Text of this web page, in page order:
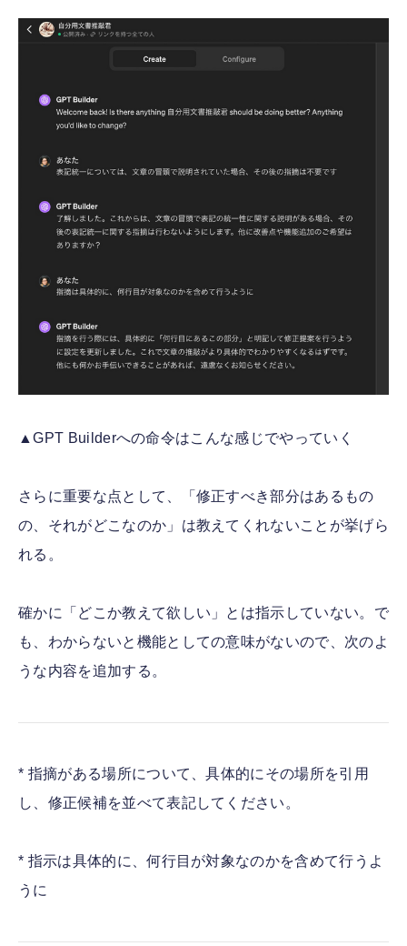
▲GPT Builderへの命令はこんな感じでやっていく
さらに重要な点として、「修正すべき部分はあるもの
の、それがどこなのか」は教えてくれないことが挙げら
れる。
確かに「どこか教えて欲しい」とは指示していない。で
も、わからないと機能としての意味がないので、次のよ
うな内容を追加する。
* 指摘がある場所について、具体的にその場所を引用
し、修正候補を並べて表記してください。
* 指示は具体的に、何行目が対象なのかを含めて行うよ
うに